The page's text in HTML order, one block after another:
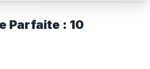
Parfaite : 10